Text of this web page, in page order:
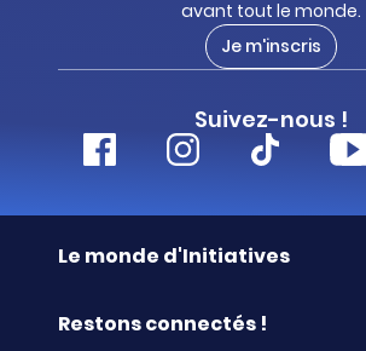
avant tout le monde.
Je m'inscris
Suivez-nous !
Le monde d'Initiatives
Restons connectés !